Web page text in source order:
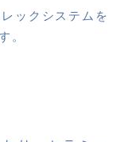
ックシステムを
。